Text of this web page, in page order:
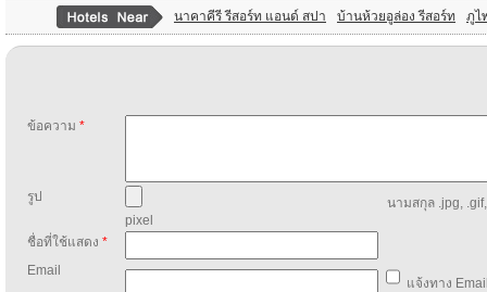
นาคาคีรี รีสอร์ท แอนด์ สปา บ้านห้วยอูล่อง รีสอร์ท ภูไ
ข้อความ *
รูป
นามสกุล .jpg,
pixel
ชื่อที่ใช้แสดง *
Email
แจ้งทาง